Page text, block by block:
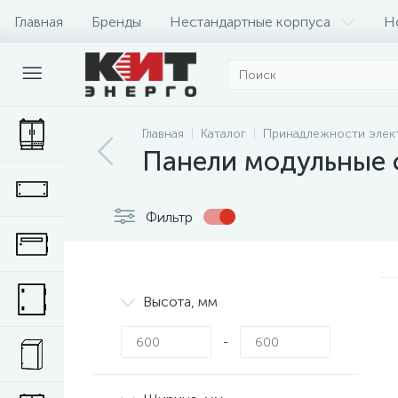
Главная Бренды Нестандартные корпуса
Главная Каталог Принадлежности
Панели модульные
Фильтр
Высота, мм
-